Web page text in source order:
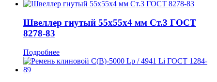
Швеллер гнутый 55x55x4 мм Ст.3 ГОСТ
8278-83
Подробнее